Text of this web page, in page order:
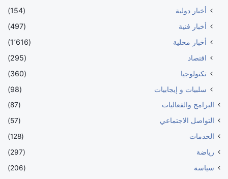
أخبار دولية
(154)
أخبار فنية
(497)
أخبار محلية
(1٬616)
اقتصاد
(295)
تكنولوجيا
(360)
سلبيات و إيجابيات
(98)
البرامج والفعاليات
(87)
التواصل الاجتماعي
(57)
الخدمات
(128)
رياضة
(297)
سياسة
(206)